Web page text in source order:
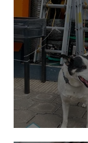
Vaquita